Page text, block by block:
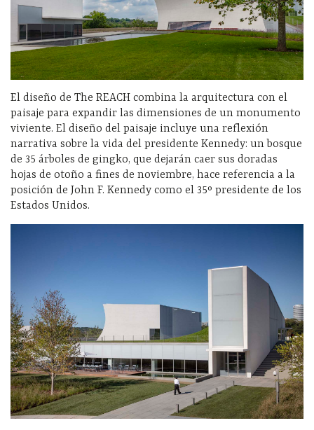
El diseño de The REACH combina la arquitectura con el
paisaje para expandir las dimensiones de un monumento
viviente. El diseño del paisaje incluye una reflexión
narrativa sobre la vida del presidente Kennedy: un bosque
de 35 árboles de gingko, que dejarán caer sus doradas
hojas de otoño a fines de noviembre, hace referencia a la
posición de John F. Kennedy como el 35º presidente de los
Estados Unidos.